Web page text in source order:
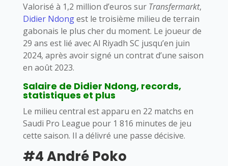
Valorisé à 1,2 million d’euros sur Transfermarkt,
Didier Ndongest le troisième milieu de terrain
gabonais le plus cher du moment. Le joueur de
29 ans est lié avec Al Riyadh SC jusqu’en juin
2024, après avoir signé un contrat d’une saison
en août 2023.
Salaire de Didier Ndong, records,
statistiques et plus
Le milieu central est apparu en 22 matchs en
Saudi Pro League pour 1 816 minutes de jeu
cette saison. Il a délivré une passe décisive.
#4 André Poko